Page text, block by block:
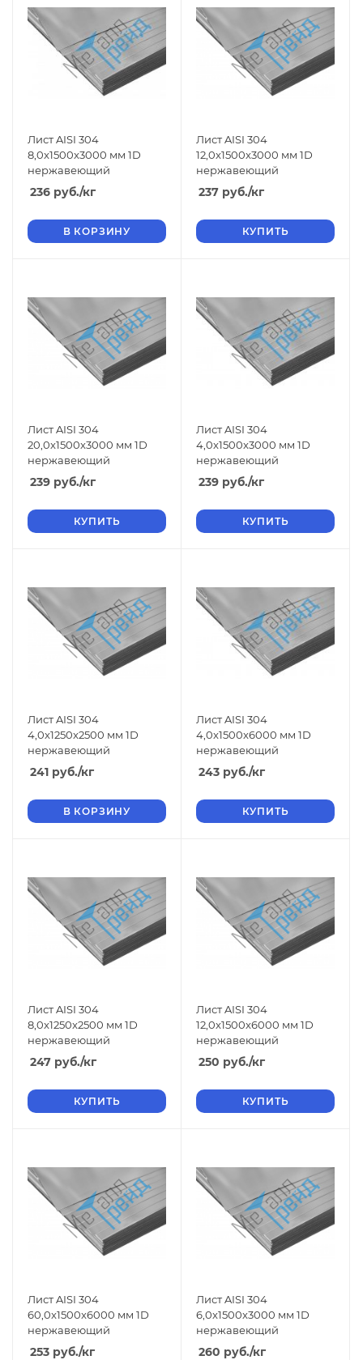
Лист AISI 304
8,0x1500x3000 мм 1D
нержавеющий
236 руб./кг
В КОРЗИНУ
Лист AISI 304
12,0x1500x3000 мм 1D
нержавеющий
237 руб./кг
КУПИТЬ
Лист AISI 304
20,0x1500x3000 мм 1D
нержавеющий
239 руб./кг
КУПИТЬ
Лист AISI 304
4,0x1500x3000 мм 1D
нержавеющий
239 руб./кг
КУПИТЬ
Лист AISI 304
4,0x1250x2500 мм 1D
нержавеющий
241 руб./кг
В КОРЗИНУ
Лист AISI 304
4,0x1500x6000 мм 1D
нержавеющий
243 руб./кг
КУПИТЬ
Лист AISI 304
8,0x1250x2500 мм 1D
нержавеющий
247 руб./кг
КУПИТЬ
Лист AISI 304
12,0x1500x6000 мм 1D
нержавеющий
250 руб./кг
КУПИТЬ
Лист AISI 304
60,0x1500x6000 мм 1D
нержавеющий
253 руб./кг
Лист AISI 304
6,0x1500x3000 мм 1D
нержавеющий
260 руб./кг